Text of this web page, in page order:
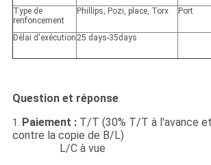
Type de
renfoncement
Phillips, Pozi, place, Torx Port
Délai d'exécution 25 days-35days
Question et réponse
1. Paiement :T/T (30% T/T à l'avance
contre la copie de B/L)
L/C à vue